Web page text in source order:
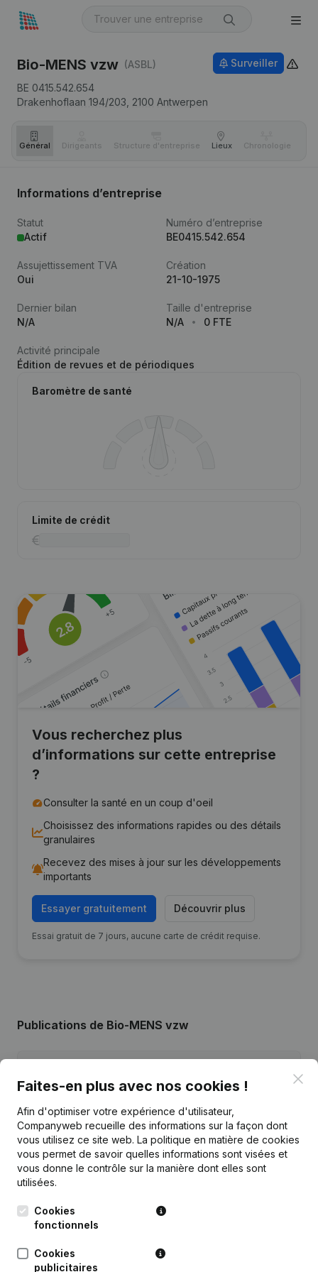
Bio-MENS vzw (ASBL)
BE 0415.542.654
Drakenhoflaan 194/203, 2100 Antwerpen
Surveiller
Général Dirigeants Structure d'entreprise Lieux Chronologie
Informations d’entreprise
Statut
Actif
Numéro d’entreprise
BE0415.542.654
Assujettissement TVA
Oui
Création
21-10-1975
Dernier bilan
N/A
Taille d'entreprise
N/A
0 FTE
Activité principale
Édition de revues et de périodiques
Baromètre de santé
Limite de crédit
Vous recherchez plus
d’informations sur cette entreprise
?
Consulter la santé en un coup d'oeil
Choisissez des informations rapides ou des détails
granulaires
Recevez des mises à jour sur les développements
importants
Essayer gratuitement Découvrir plus
Essai gratuit de 7 jours, aucune carte de crédit requise.
Publications de Bio-MENS vzw
02-03-2016
Coordination, Autres Modifications,
…) (NL)
14-04-2015 Demissions - Nominations(NL)
19-02-2010
Faites-en plus avec nos cookies !
Afin d'optimiser votre expérience d'utilisateur,
Companyweb recueille des informations sur la façon dont
vous utilisez ce site web. La politique en matière de cookies
vous permet de savoir quelles informations sont visées et
vous donne le contrôle sur la manière dont elles sont
utilisées.
Cookies
fonctionnels
Cookies
publicitaires